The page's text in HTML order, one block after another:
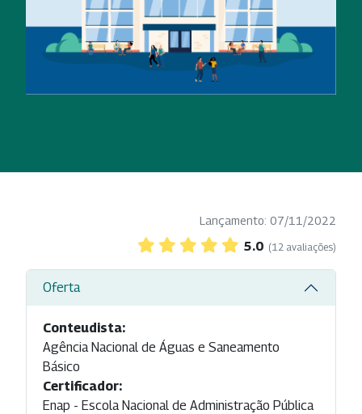
Lançamento: 07/11/2022
5.0 (12 avaliações)
Oferta
Conteudista:
Agência Nacional de Águas e Saneamento
Básico
Certificador:
Enap - Escola Nacional de Administração Pública